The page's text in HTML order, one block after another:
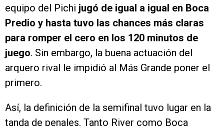
equipo del Pichi jugó de igual a igual en Boca
Predio y hasta tuvo las chances más claras
para romper el cero en los 120 minutos de
juego. Sin embargo, la buena actuación del
arquero rival le impidió al Más Grande poner el
primero.
Así, la definición de la semifinal tuvo lugar en la
tanda de penales. Tanto River como Boca